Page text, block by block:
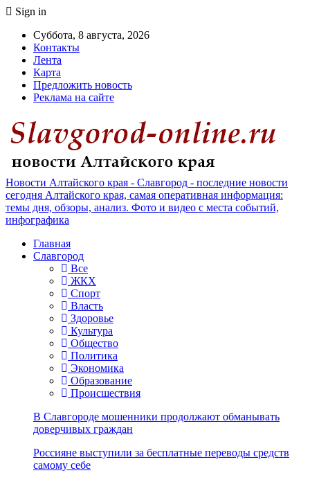
Sign in
Суббота, 8 августа, 2026
Контакты
Лента
Карта
Предложить новость
Реклама на сайте
Новости Алтайского края - Славгород - последние новости
сегодня Алтайского края, самая оперативная информация:
темы дня, обзоры, анализ. Фото и видео с места событий,
инфографика
Главная
Славгород
Все
ЖКХ
Спорт
Власть
Здоровье
Культура
Общество
Политика
Экономика
Образование
Происшествия
В Славгороде мошенники продолжают обманывать
доверчивых граждан
Россияне выступили за бесплатные переводы средств
самому себе